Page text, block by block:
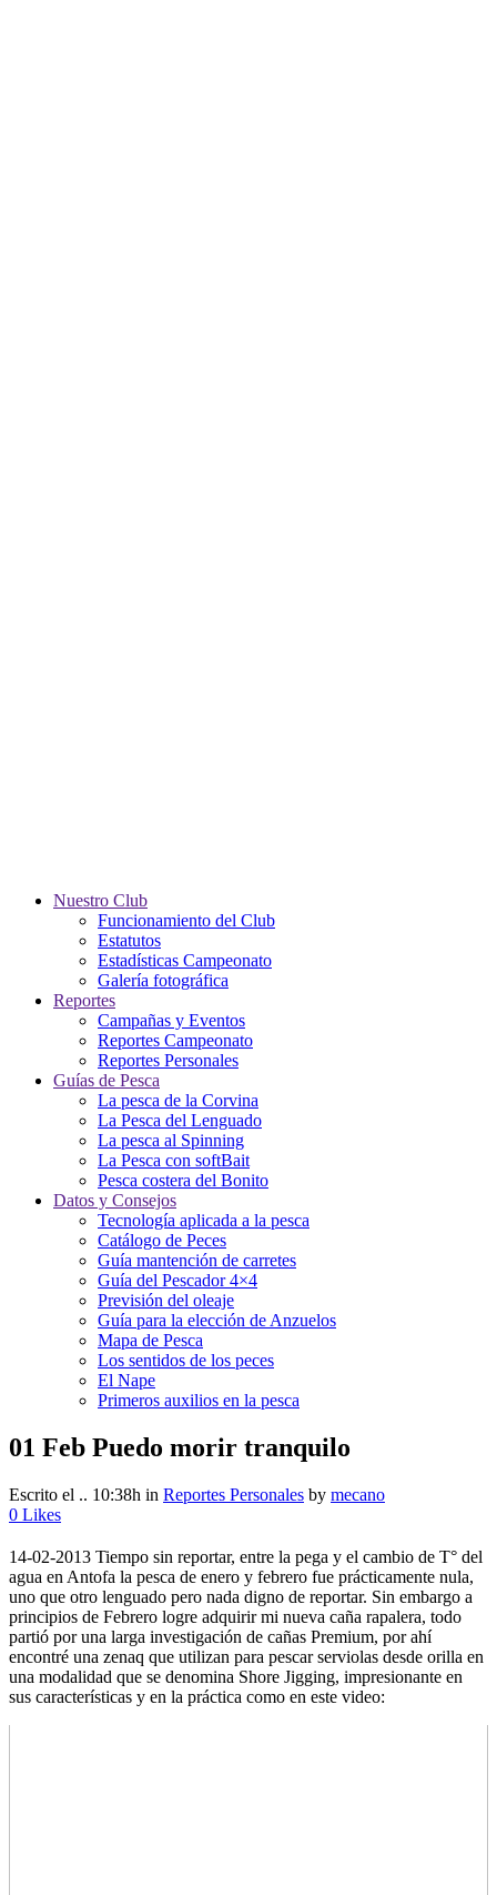
Nuestro Club
Funcionamiento del Club
Estatutos
Estadísticas Campeonato
Galería fotográfica
Reportes
Campañas y Eventos
Reportes Campeonato
Reportes Personales
Guías de Pesca
La pesca de la Corvina
La Pesca del Lenguado
La pesca al Spinning
La Pesca con softBait
Pesca costera del Bonito
Datos y Consejos
Tecnología aplicada a la pesca
Catálogo de Peces
Guía mantención de carretes
Guía del Pescador 4×4
Previsión del oleaje
Guía para la elección de Anzuelos
Mapa de Pesca
Los sentidos de los peces
El Nape
Primeros auxilios en la pesca
01 Feb Puedo morir tranquilo
Escrito el .. 10:38h in Reportes Personales by mecano
0 Likes
14-02-2013 Tiempo sin reportar, entre la pega y el cambio de T° del
agua en Antofa la pesca de enero y febrero fue prácticamente nula,
uno que otro lenguado pero nada digno de reportar. Sin embargo a
principios de Febrero logre adquirir mi nueva caña rapalera, todo
partió por una larga investigación de cañas Premium, por ahí
encontré una zenaq que utilizan para pescar serviolas desde orilla en
una modalidad que se denomina Shore Jigging, impresionante en
sus características y en la práctica como en este video: